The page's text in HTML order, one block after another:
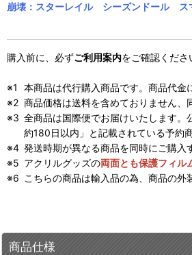
崩壊：スターレイル シーズンドール ス
購入前に、必ずご利用案内をご確認くださ
本商品は代行購入商品です。商品代金
商品価格は送料を含めておりません
全商品は国際便でお届けいたします
約180日以内」と記載されている予約
発送時期が異なる商品を同時にご購入
アクリルグッズの両面とも保護フィル
こちらの商品は輸入品の為、商品の外
商品仕様